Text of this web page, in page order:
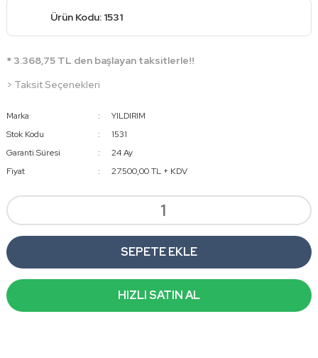
Ürün Kodu: 1531
* 3.368,75 TL den başlayan taksitlerle!!
> Taksit Seçenekleri
Marka
YILDIRIM
Stok Kodu
1531
Garanti Süresi
24 Ay
Fiyat
27.500,00 TL + KDV
SEPETE EKLE
HIZLI SATIN AL